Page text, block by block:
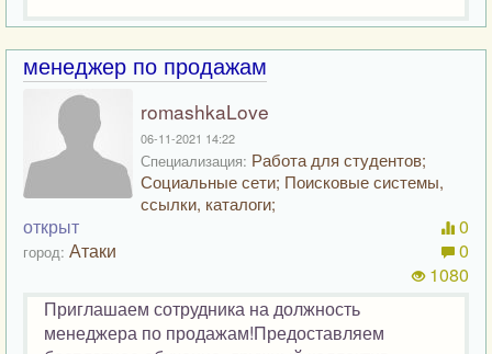
менеджер по продажам
romashkaLove
06-11-2021 14:22
Специализация: Работа для студентов;
Социальные сети; Поисковые системы,
ссылки, каталоги;
открыт
город: Атаки
0
0
1080
Приглашаем сотрудника на должность
менеджера по продажам!Предоставляем